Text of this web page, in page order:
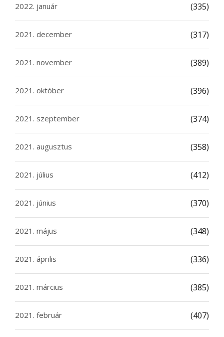
2022. január (335)
2021. december (317)
2021. november (389)
2021. október (396)
2021. szeptember (374)
2021. augusztus (358)
2021. július (412)
2021. június (370)
2021. május (348)
2021. április (336)
2021. március (385)
2021. február (407)